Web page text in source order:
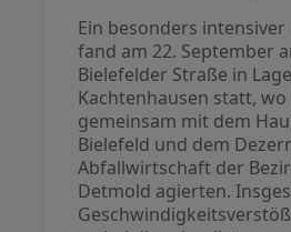
Ein besonders
fand am 22. September
Bielefelder Straße in
Kachtenhausen statt, wo
gemeinsam mit dem
Bielefeld und dem
Abfallwirtschaft der
Detmold agierten.